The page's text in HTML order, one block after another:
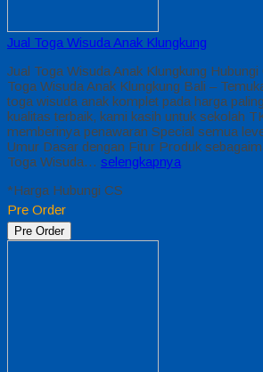
Jual Toga Wisuda Anak Klungkung
Jual Toga Wisuda Anak Klungkung
Toga Wisuda Anak Klungkung Bali –
toga wisuda anak komplet pada harga
kualitas terbaik, kami kasih untuk sekolah
memberinya penawaran Special semua
Umur Dasar dengan Fitur Produk
Toga Wisuda… selengkapnya
*Harga Hubungi CS
Pre Order
Pre Order